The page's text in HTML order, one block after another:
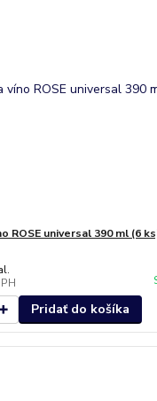
ROSE universal 390 ml (6
Pridať do košíka